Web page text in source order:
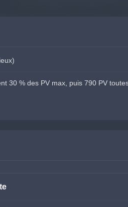
30 % des PV max, puis 790 PV